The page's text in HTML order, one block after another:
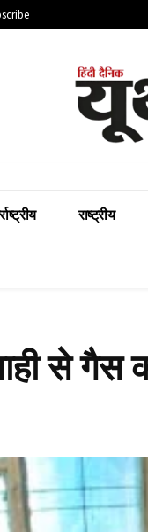
राष्ट्रीय
से